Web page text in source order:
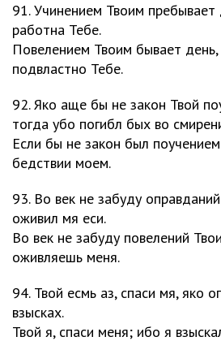
91. Учинением Твоим пребывает
работна Тебе.
Повелением Твоим бывает
подвластно Тебе.
92. Яко аще бы не закон Твой
тогда убо погибл бых во
Если бы не закон был
бедствии моем.
93. Во век не забуду
оживил мя еси.
Во век не забуду повелений
оживляешь меня.
94. Твой есмь аз, спаси мя, яко
взысках.
Твой я, спаси меня; ибо я